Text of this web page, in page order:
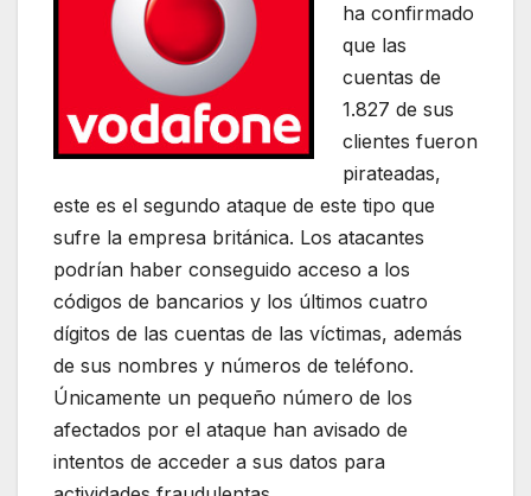
ha confirmado
que las
cuentas de
1.827 de sus
clientes fueron
pirateadas,
este es el segundo ataque de este tipo que
sufre la empresa británica. Los atacantes
podrían haber conseguido acceso a los
códigos de bancarios y los últimos cuatro
dígitos de las cuentas de las víctimas, además
de sus nombres y números de teléfono.
Únicamente un pequeño número de los
afectados por el ataque han avisado de
intentos de acceder a sus datos para